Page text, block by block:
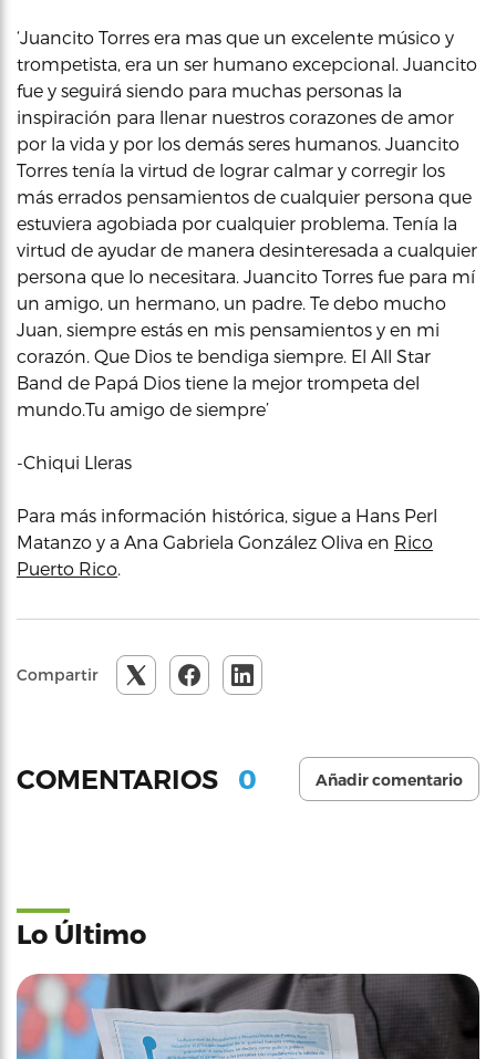
‘Juancito Torres era mas que un excelente músico y
trompetista, era un ser humano excepcional. Juancito
fue y seguirá siendo para muchas personas la
inspiración para llenar nuestros corazones de amor
por la vida y por los demás seres humanos. Juancito
Torres tenía la virtud de lograr calmar y corregir los
más errados pensamientos de cualquier persona que
estuviera agobiada por cualquier problema. Tenía la
virtud de ayudar de manera desinteresada a cualquier
persona que lo necesitara. Juancito Torres fue para mí
un amigo, un hermano, un padre. Te debo mucho
Juan, siempre estás en mis pensamientos y en mi
corazón. Que Dios te bendiga siempre. El All Star
Band de Papá Dios tiene la mejor trompeta del
mundo.Tu amigo de siempre’
-Chiqui Lleras
Para más información histórica, sigue a Hans Perl
Matanzo y a Ana Gabriela González Oliva en Rico
Puerto Rico.
Compartir
COMENTARIOS 0 Añadir comentario
Lo Último